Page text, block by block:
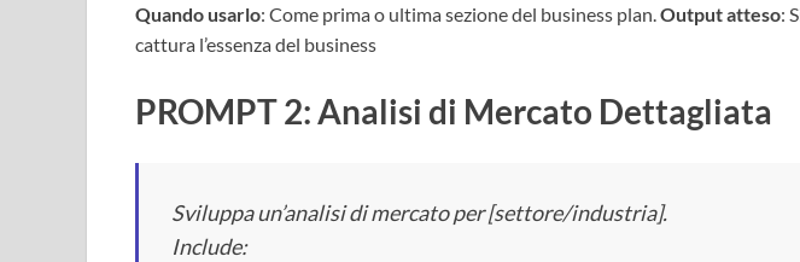
Quando usarlo: Come prima o ultima sezione del business plan.Output atteso:
cattura l’essenza del business
PROMPT 2: Analisi di Mercato Dettagliata
Sviluppa un’analisi di mercato per [settore/industria].
Include: